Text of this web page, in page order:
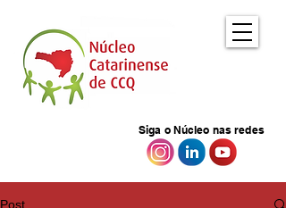
Siga o Núcleo nas redes
Post